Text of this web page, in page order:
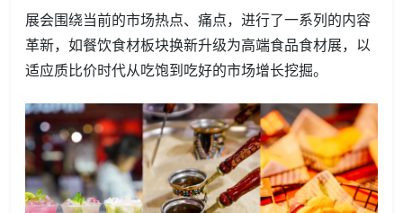
展会围绕当前的市场热点、痛点，进行了一系列的内容
革新，如餐饮食材板块换新升级为高端食品食材展，以
适应质比价时代从吃饱到吃好的市场增长挖掘。